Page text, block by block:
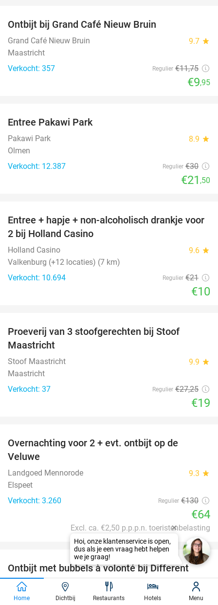
Ontbijt bij Grand Café Nieuw Bruin
Grand Café Nieuw Bruin 9.7 star
Maastricht
Verkocht: 357
Regulier €11,75
€9,95
Entree Pakawi Park
Pakawi Park 8.9 star
Olmen
Verkocht: 12.387
Regulier €30
€21 ,50
52%
Entree + hapje + non-alcoholisch drankje voor
2 bij Holland Casino
Holland Casino 9.6 star
Valkenburg (+12 locaties) (7 km)
Verkocht: 10.694
Regulier €21
€10
Proeverij van 3 stoofgerechten bij Stoof
Maastricht
Stoof Maastricht 9.9 star
Maastricht
Verkocht: 37
Regulier €27,25
€19
Overnachting voor 2 + evt. ontbijt op de
Veluwe
Landgoed Mennorode 9.3 star
Elspeet
Verkocht: 3.260
Regulier €130
€64
Excl. ca. €2,50 p.p.p.n. toeristenbelasting
25%
favorite_border
Ontbijt met bubbels à volonté bij Different
Hotels - Eurotel Lanaken
Different Hotels - Eurotel Lanaken 9.4star
Home Dichtbij Restaurants Hotels Menu
Hoi, onze klantenservice is open,
dus als je een vraag hebt helpen
we je graag!